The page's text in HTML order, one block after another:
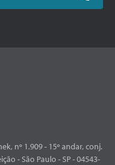
nº 1.909 - 15º andar, conj.
- São Paulo - SP - 04543-